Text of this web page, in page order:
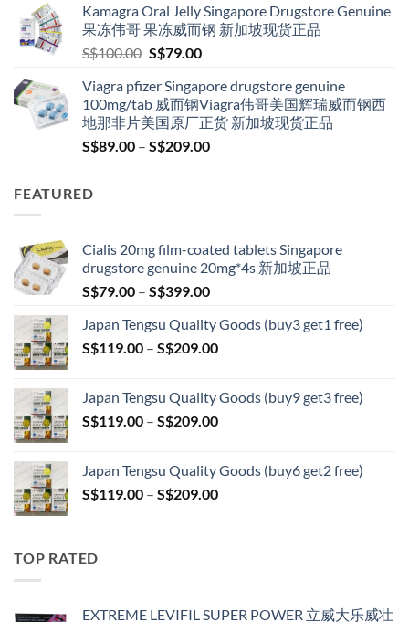
through
S$209.00
Kamagra Oral Jelly Singapore Drugstore Genuine
果冻伟哥 果冻威而钢 新加坡现货正品
S$100.00 Original
was:
S$100.00.
S$79.00Current
is:
S$79.00.
Viagra pfizer Singapore drugstore genuine
100mg/tab 威而钢Viagra伟哥美国辉瑞威而钢西
地那非片美国原厂正货 新加坡现货正品
S$89.00 – S$209.00Price
FEATURED
Cialis 20mg film-coated tablets Singapore
drugstore genuine 20mg*4s 新加坡正品
S$79.00 – S$399.00Price
S$79.00
through
Japan Tengsu Quality Goods (buy3 get1 free)
S$119.00 – S$209.00Price
through
S$209.00
Japan Tengsu Quality Goods (buy9 get3 free)
S$119.00 – S$209.00Price
through
S$209.00
Japan Tengsu Quality Goods (buy6 get2 free)
S$119.00 – S$209.00Price
TOP RATED
EXTREME LEVIFIL SUPER POWER 立威大乐威壮